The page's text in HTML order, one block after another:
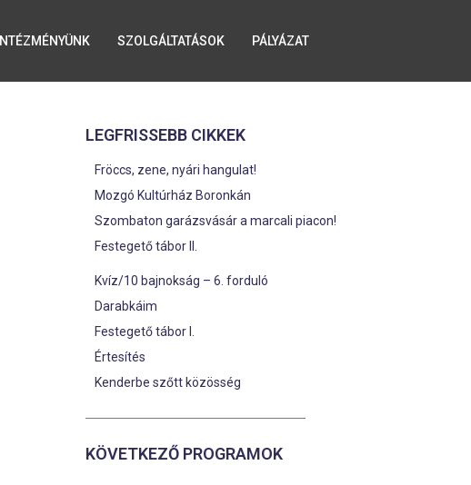
INTÉZMÉNYÜNK SZOLGÁLTATÁSOK PÁLYÁZAT
LEGFRISSEBB CIKKEK
Fröccs, zene, nyári hangulat!
Mozgó Kultúrház Boronkán
Szombaton garázsvásár a marcali piacon!
Festegető tábor II.
Kvíz/10 bajnokság – 6. forduló
Darabkáim
Festegető tábor I.
Értesítés
Kenderbe szőtt közösség
KÖVETKEZŐ PROGRAMOK